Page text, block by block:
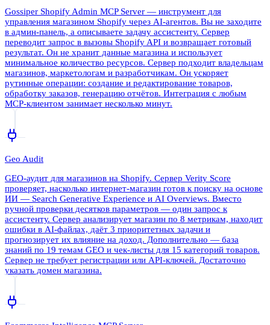
Gossiper Shopify Admin MCP Server — инструмент для
управления магазином Shopify через AI-агентов. Вы не заходите
в админ-панель, а описываете задачу ассистенту. Сервер
переводит запрос в вызовы Shopify API и возвращает готовый
результат. Он не хранит данные магазина и использует
минимальное количество ресурсов. Сервер подходит владельцам
магазинов, маркетологам и разработчикам. Он ускоряет
рутинные операции: создание и редактирование товаров,
обработку заказов, генерацию отчётов. Интеграция с любым
MCP-клиентом занимает несколько минут.
Geo Audit
GEO-аудит для магазинов на Shopify. Сервер Verity Score
проверяет, насколько интернет-магазин готов к поиску на основе
ИИ — Search Generative Experience и AI Overviews. Вместо
ручной проверки десятков параметров — один запрос к
ассистенту. Сервер анализирует магазин по 8 метрикам, находит
ошибки в AI-файлах, даёт 3 приоритетных задачи и
прогнозирует их влияние на доход. Дополнительно — база
знаний по 19 темам GEO и чек-листы для 15 категорий товаров.
Сервер не требует регистрации или API-ключей. Достаточно
указать домен магазина.